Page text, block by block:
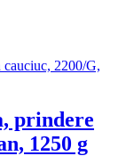
prindere
1250 g